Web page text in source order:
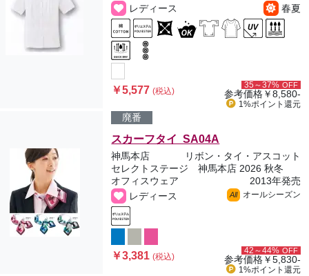
レディース
春夏
￥5,577(税込)
35～37% OFF
参考価格￥8,580-
1%ポイント 還元
廃番
スカーフタイ SA04A
神馬本店
リボン・タイ・アスコット
セレクトステージ 神馬本店 2026 秋冬
オフィスウェア
2013年発売
レディース
All オールシーズン
￥3,381(税込)
42～44% OFF
参考価格￥5,830-
1%ポイント 還元